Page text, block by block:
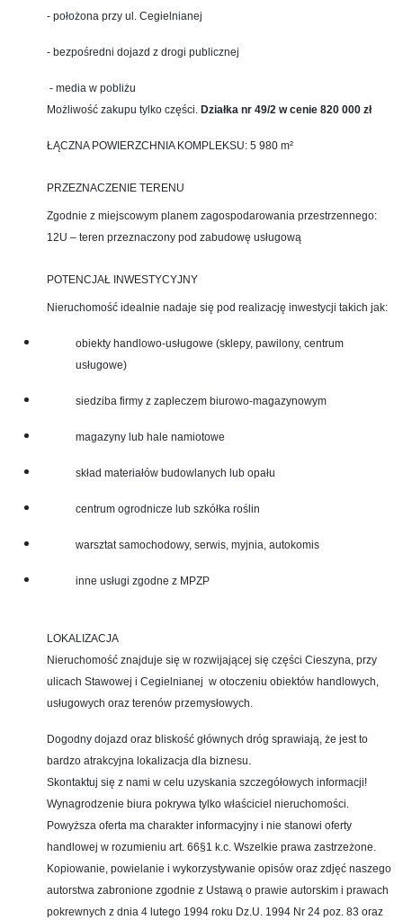
- położona przy ul. Cegielnianej
- bezpośredni dojazd z drogi publicznej
- media w pobliżu
Możliwość zakupu tylko części. Działka nr 49/2 w cenie 820 000 zł
ŁĄCZNA POWIERZCHNIA KOMPLEKSU: 5 980 m²
PRZEZNACZENIE TERENU
Zgodnie z miejscowym planem zagospodarowania przestrzennego:
12U – teren przeznaczony pod zabudowę usługową
POTENCJAŁ INWESTYCYJNY
Nieruchomość idealnie nadaje się pod realizację inwestycji takich jak:
obiekty handlowo-usługowe (sklepy, pawilony, centrum
usługowe)
siedziba firmy z zapleczem biurowo-magazynowym
magazyny lub hale namiotowe
skład materiałów budowlanych lub opału
centrum ogrodnicze lub szkółka roślin
warsztat samochodowy, serwis, myjnia, autokomis
inne usługi zgodne z MPZP
LOKALIZACJA
Nieruchomość znajduje się w rozwijającej się części Cieszyna, przy
ulicach Stawowej i Cegielnianej w otoczeniu obiektów handlowych,
usługowych oraz terenów przemysłowych.
Dogodny dojazd oraz bliskość głównych dróg sprawiają, że jest to
bardzo atrakcyjna lokalizacja dla biznesu.
Skontaktuj się z nami w celu uzyskania szczegółowych informacji!
Wynagrodzenie biura pokrywa tylko właściciel nieruchomości.
Powyższa oferta ma charakter informacyjny i nie stanowi oferty
handlowej w rozumieniu art. 66§1 k.c. Wszelkie prawa zastrzeżone.
Kopiowanie, powielanie i wykorzystywanie opisów oraz zdjęć naszego
autorstwa zabronione zgodnie z Ustawą o prawie autorskim i prawach
pokrewnych z dnia 4 lutego 1994 roku Dz.U. 1994 Nr 24 poz. 83 oraz